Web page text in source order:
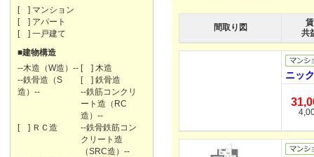
[ ] マンション
[ ] アパート
[ ] 一戸建て
■建物構造
--木造（W造）-- [ ] 木造
--鉄骨造（S
造）--
[ ] 鉄骨造
--鉄筋コンクリ
ート造（RC
造）--
[ ] ＲＣ造
--鉄骨鉄筋コン
クリート造
（SRC造）--
間取り図
共
ニッ